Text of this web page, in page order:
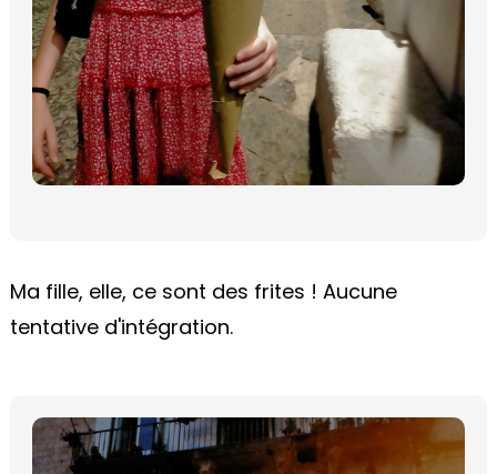
Ma fille, elle, ce sont des frites ! Aucune
tentative d'intégration.